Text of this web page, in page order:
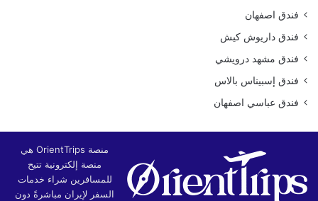
فندق اصفهان
فندق داريوش كيش
فندق مشهد درويشي
فندق إسبيناس بالاس
فندق عباسي اصفهان
منصة OrientTrips هي
منصة إلكترونية تتيح
للمسافرين شراء خدمات
السفر لإيران مباشرةً دون